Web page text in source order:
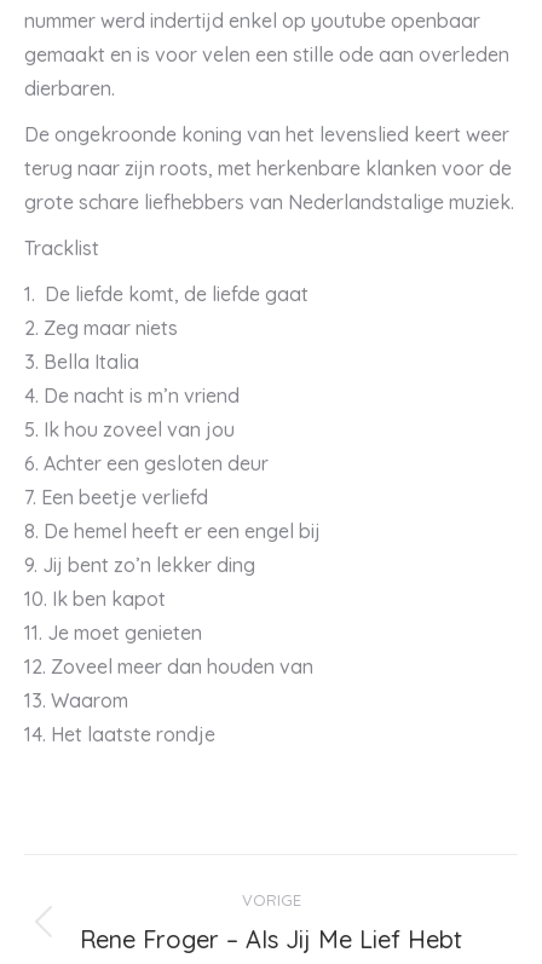
nummer werd indertijd enkel op youtube openbaar
gemaakt en is voor velen een stille ode aan overleden
dierbaren.
De ongekroonde koning van het levenslied keert weer
terug naar zijn roots, met herkenbare klanken voor de
grote schare liefhebbers van Nederlandstalige muziek.
Tracklist
1. De liefde komt, de liefde gaat
2. Zeg maar niets
3. Bella Italia
4. De nacht is m’n vriend
5. Ik hou zoveel van jou
6. Achter een gesloten deur
7. Een beetje verliefd
8. De hemel heeft er een engel bij
9. Jij bent zo’n lekker ding
10. Ik ben kapot
11. Je moet genieten
12. Zoveel meer dan houden van
13. Waarom
14. Het laatste rondje
navigatie
VORIGE
Vorig
Rene Froger – Als Jij Me Lief Hebt